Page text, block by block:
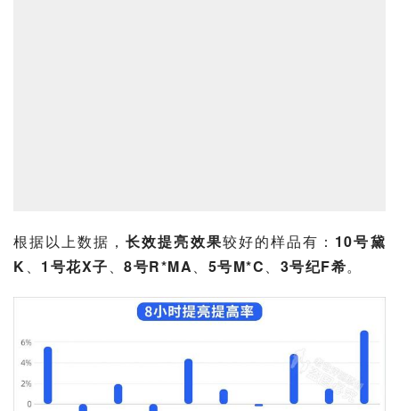
根据以上数据，长效提亮效果较好的样品有： 10号黛
K、 1号花X子、 8号R*MA、 5号M*C、 3号纪F希。